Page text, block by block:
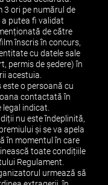
3 ori pe numărul de
putea fi validat
de către
înscris în concurs,
cu datele sale
permis de ședere) în
acestuia.
o persoană cu
contactată în
indicat.
nu este îndeplinită,
și se va apela
în momentul în care
toate condițiile
Regulament.
urmează să